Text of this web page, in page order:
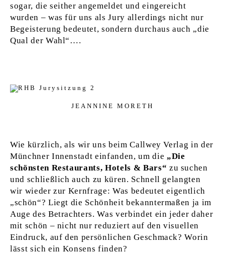
sogar, die seither angemeldet und eingereicht
wurden – was für uns als Jury allerdings nicht nur
Begeisterung bedeutet, sondern durchaus auch „die
Qual der Wahl“….
JEANNINE MORETH
Wie kürzlich, als wir uns beim Callwey Verlag in der
Münchner Innenstadt einfanden, um die „Die
schönsten Restaurants, Hotels & Bars“ zu suchen
und schließlich auch zu küren. Schnell gelangten
wir wieder zur Kernfrage: Was bedeutet eigentlich
„schön“? Liegt die Schönheit bekanntermaßen ja im
Auge des Betrachters. Was verbindet ein jeder daher
mit schön – nicht nur reduziert auf den visuellen
Eindruck, auf den persönlichen Geschmack? Worin
lässt sich ein Konsens finden?